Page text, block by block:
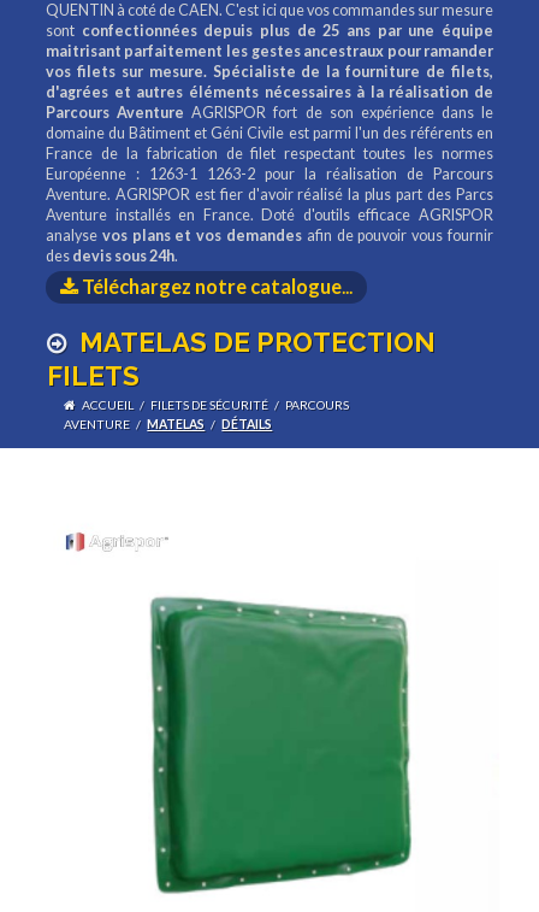
QUENTIN à coté de CAEN. C'est ici que vos commandes sur mesure
sont confectionnées depuis plus de 25 ans par une équipe
maitrisant parfaitement les gestes ancestraux pour ramander
vos filets sur mesure. Spécialiste de la fourniture de filets,
d'agrées et autres éléments nécessaires à la réalisation de
Parcours Aventure AGRISPOR fort de son expérience dans le
domaine du Bâtiment et Géni Civile est parmi l'un des référents en
France de la fabrication de filet respectant toutes les normes
Européenne : 1263-1 1263-2 pour la réalisation de Parcours
Aventure. AGRISPOR est fier d'avoir réalisé la plus part des Parcs
Aventure installés en France. Doté d'outils efficace AGRISPOR
analyse vos plans et vos demandes afin de pouvoir vous fournir
des devis sous 24h.
Téléchargez notre catalogue...
MATELAS DE PROTECTION
FILETS
ACCUEIL / FILETS DE SÉCURITÉ / PARCOURS
AVENTURE / MATELAS / DÉTAILS